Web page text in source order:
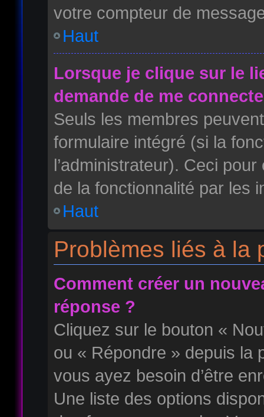
votre compteur de
Haut
Lorsque je clique sur le
demande de me
Seuls les membres
formulaire intégré (si la
l’administrateur). Ceci
de la fonctionnalité par les
Haut
Problèmes liés à la
Comment créer un
réponse ?
Cliquez sur le bouton «
ou « Répondre » depuis la
vous ayez besoin d’être
Une liste des options